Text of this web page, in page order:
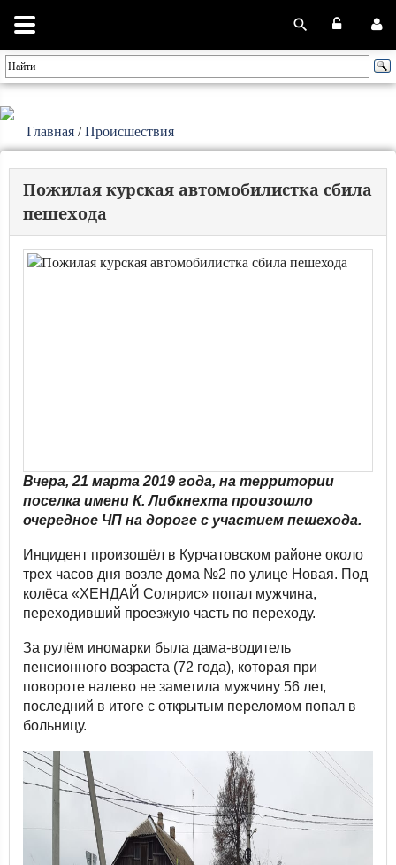
Главная /Происшествия
Пожилая курская автомобилистка сбила
пешехода
Вчера, 21 марта 2019 года, на территории
поселка имени К. Либкнехта произошло
очередное ЧП на дороге с участием пешехода.
Инцидент произошёл в Курчатовском районе около
трех часов дня возле дома №2 по улице Новая. Под
колёса «ХЕНДАЙ Солярис» попал мужчина,
переходивший проезжую часть по переходу.
За рулём иномарки была дама-водитель
пенсионного возраста (72 года), которая при
повороте налево не заметила мужчину 56 лет,
последний в итоге с открытым переломом попал в
больницу.